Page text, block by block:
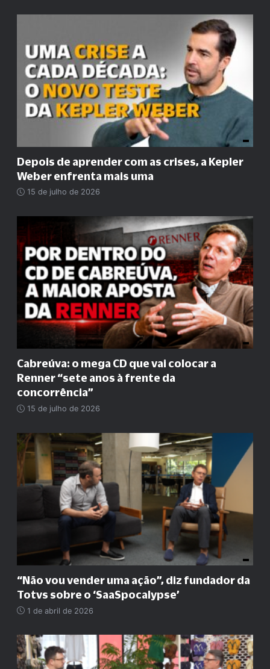
Depois de aprender com as crises, a Kepler
Weber enfrenta mais uma
15 de julho de 2026
Cabreúva: o mega CD que vai colocar a
Renner“sete anos à frente da
concorrência”
15 de julho de 2026
“Não vou vender uma ação”, diz fundador da
Totvs sobre o ‘SaaSpocalypse’
1 de abril de 2026